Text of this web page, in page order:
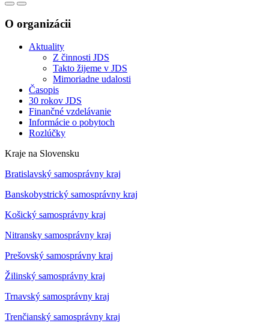
O organizácii
Aktuality
Z činnosti JDS
Takto žijeme v JDS
Mimoriadne udalosti
Časopis
30 rokov JDS
Finančné vzdelávanie
Informácie o pobytoch
Rozlúčky
Kraje na Slovensku
Bratislavský samosprávny kraj
Banskobystrický samosprávny kraj
Košický samosprávny kraj
Nitransky samosprávny kraj
Prešovský samosprávny kraj
Žilinský samosprávny kraj
Trnavský samosprávny kraj
Trenčianský samosprávny kraj